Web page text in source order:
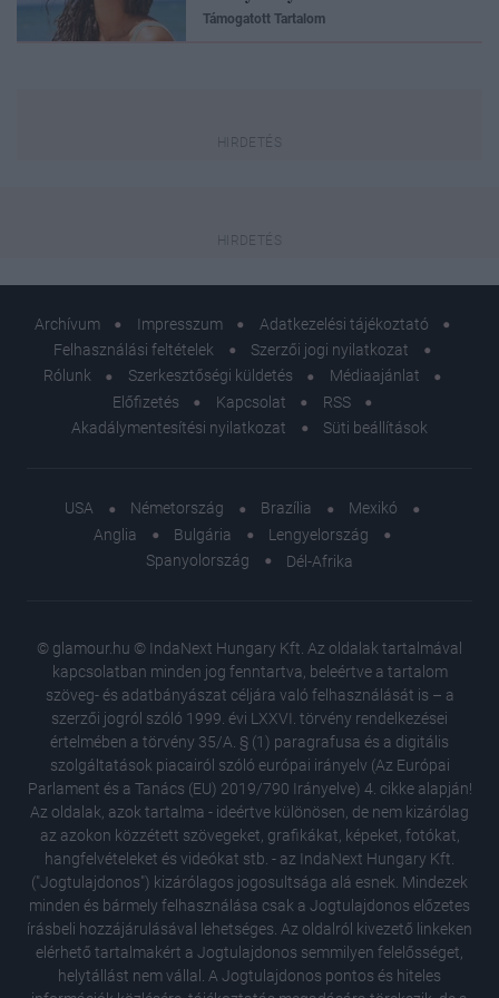
Támogatott Tartalom
Archívum Impresszum
Adatkezelési tájékoztató
Felhasználási feltételek
Szerzői jogi nyilatkozat
Rólunk
Szerkesztőségi küldetés
Médiaajánlat
Előfizetés
Kapcsolat
RSS
Akadálymentesítési nyilatkozat
Süti beállítások
USA Németország Brazília
Mexikó
Anglia
Bulgária
Lengyelország
Spanyolország
Dél-Afrika
© glamour.hu © IndaNext Hungary Kft. Az oldalak tartalmával
kapcsolatban minden jog fenntartva, beleértve a tartalom
szöveg- és adatbányászat céljára való felhasználását is – a
szerzői jogról szóló 1999. évi LXXVI. törvény rendelkezései
értelmében a törvény 35/A. § (1) paragrafusa és a digitális
szolgáltatások piacairól szóló európai irányelv (Az Európai
Parlament és a Tanács (EU) 2019/790 Irányelve) 4. cikke alapján!
Az oldalak, azok tartalma - ideértve különösen, de nem kizárólag
az azokon közzétett szövegeket, grafikákat, képeket, fotókat,
hangfelvételeket és videókat stb. - az IndaNext Hungary Kft.
("Jogtulajdonos") kizárólagos jogosultsága alá esnek. Mindezek
minden és bármely felhasználása csak a Jogtulajdonos előzetes
írásbeli hozzájárulásával lehetséges. Az oldalról kivezető linkeken
elérhető tartalmakért a Jogtulajdonos semmilyen felelősséget,
helytállást nem vállal. A Jogtulajdonos pontos és hiteles